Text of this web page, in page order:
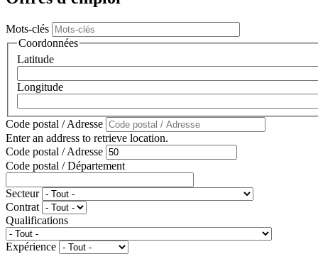
Mots-clés
Coordonnées
Latitude
Longitude
Code postal / Adresse
Enter an address to retrieve location.
Code postal / Adresse
Code postal / Département
Secteur
Contrat
Qualifications
Expérience